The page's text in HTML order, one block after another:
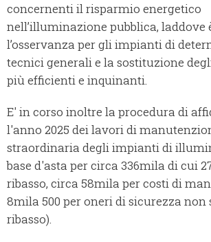
concernenti il risparmio energetico
nell’illuminazione pubblica, laddove
l’osservanza per gli impianti di
tecnici generali e la sostituzione
più efficienti e inquinanti.
E' in corso inoltre la procedura di
l'anno 2025 dei lavori di
straordinaria degli impianti di
base d'asta per circa 336mila di cui
ribasso, circa 58mila per costi di
8mila 500 per oneri di sicurezza non
ribasso).